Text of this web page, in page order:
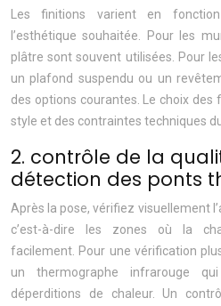
Les finitions varient en
l’esthétique souhaitée. Pour les
plâtre sont souvent utilisées. Pour
un plafond suspendu ou un
des options courantes. Le choix des
style et des contraintes techniques
2. contrôle de la
détection des ponts
Après la pose, vérifiez visuellement
c’est-à-dire les zones où la
facilement. Pour une vérification
un thermographe infrarouge
déperditions de chaleur. Un